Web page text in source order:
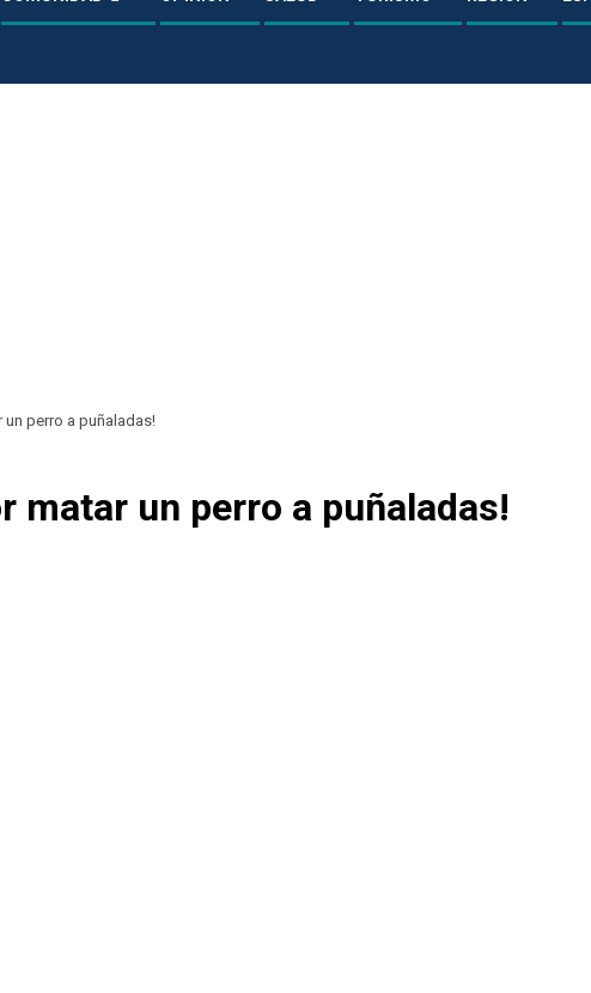
un perro a puñaladas!
matar un perro a puñaladas!